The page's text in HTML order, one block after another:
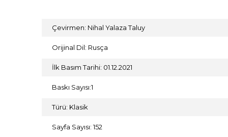
Çevirmen: Nihal Yalaza Taluy
Orijinal Dil: Rusça
İlk Basım Tarihi: 01.12.2021
Baskı Sayısı:1
Türü: Klasik
Sayfa Sayısı: 152